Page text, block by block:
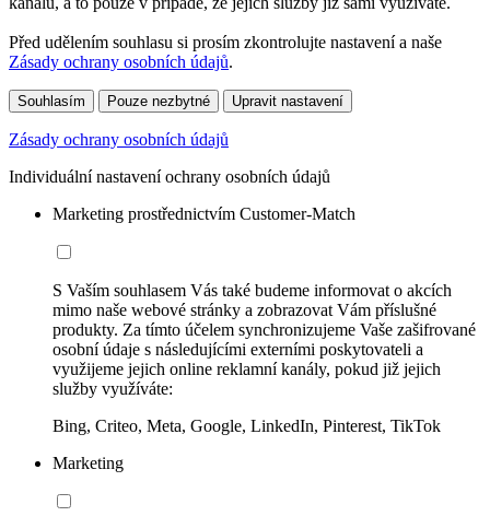
Před udělením souhlasu si prosím zkontrolujte nastavení a naše
Zásady ochrany osobních údajů.
Souhlasím Pouze nezbytné Upravit nastavení
Zásady ochrany osobních údajů
Individuální nastavení ochrany osobních údajů
Marketing prostřednictvím Customer-Match
S Vaším souhlasem Vás také budeme informovat o akcích
mimo naše webové stránky a zobrazovat Vám příslušné
produkty. Za tímto účelem synchronizujeme Vaše zašifrované
osobní údaje s následujícími externími poskytovateli a
využijeme jejich online reklamní kanály, pokud již jejich
služby využíváte:
Bing, Criteo, Meta, Google, LinkedIn, Pinterest, TikTok
Marketing